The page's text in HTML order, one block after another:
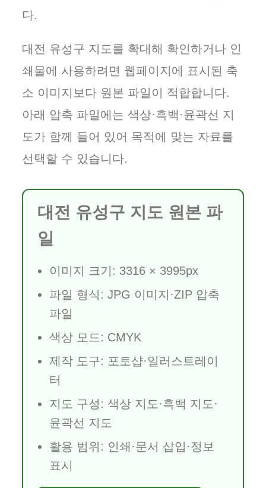
다.
대전 유성구 지도를 확대해 확인하거나 인
쇄물에 사용하려면 웹페이지에 표시된 축
소 이미지보다 원본 파일이 적합합니다.
아래 압축 파일에는 색상·흑백·윤곽선 지
도가 함께 들어 있어 목적에 맞는 자료를
선택할 수 있습니다.
대전 유성구 지도 원본 파
일
이미지 크기: 3316 × 3995px
파일 형식: JPG 이미지·ZIP 압축
파일
색상 모드: CMYK
제작 도구: 포토샵·일러스트레이
터
지도 구성: 색상 지도·흑백 지도·
윤곽선 지도
활용 범위: 인쇄·문서 삽입·정보
표시